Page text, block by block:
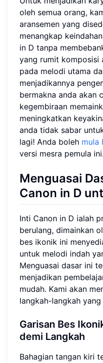
oleh semua orang,
aransemen yang
menangkap
in D tanpa
yang rumit komposisi
pada melodi utama
menjadikannya
bermakna anda akan
kegembiraan
meningkatkan
anda tidak sabar
lagi! Anda boleh mula
versi mesra pemula ini.
Menguasai
Canon in D
Inti Canon in D ialah
berulang, dimainkan
bes ikonik ini
untuk melodi indah
Menguasai dasar ini
menjadikan
mudah. Kami akan
langkah-langkah
Garisan Bes
demi Langkah
Bahagian tangan kiri